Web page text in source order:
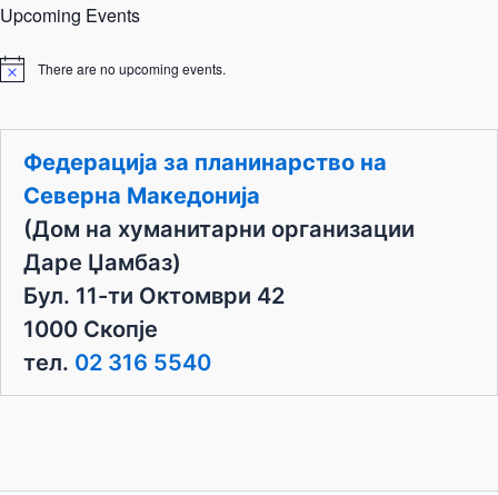
Upcoming Events
N
i
There are no upcoming events.
Федерација за планинарство на
Северна Македонија
(Дом на хуманитарни организации
Даре Џамбаз)
Бул. 11-ти Октомври 42
1000 Скопје
тел. 02 316 5540